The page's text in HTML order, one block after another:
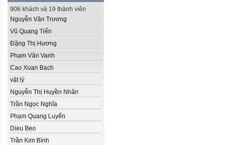
906 khách và 19 thành viên
Nguyễn Văn Trương
Vũ Quang Tiến
Đặng Thị Hương
Phạm Văn Vanh
Cao Xuan Bach
vật lý
Nguyễn Thị Huyền Nhân
Trần Ngọc Nghĩa
Phạm Quang Luyến
Dieu Beo
Trần Kim Bình